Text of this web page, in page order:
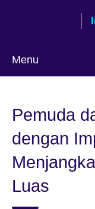
Menu
Pemuda
dengan
Luas